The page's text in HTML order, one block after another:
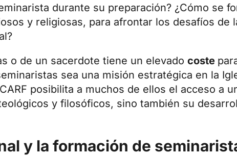
durante su preparación? ¿Cómo se
y religiosas, para afrontar los desafíos de
o de un sacerdote tiene un elevado coste
sea una misión estratégica en la
posibilita a muchos de ellos el acceso a
y filosóficos, sino también su
y la formación de